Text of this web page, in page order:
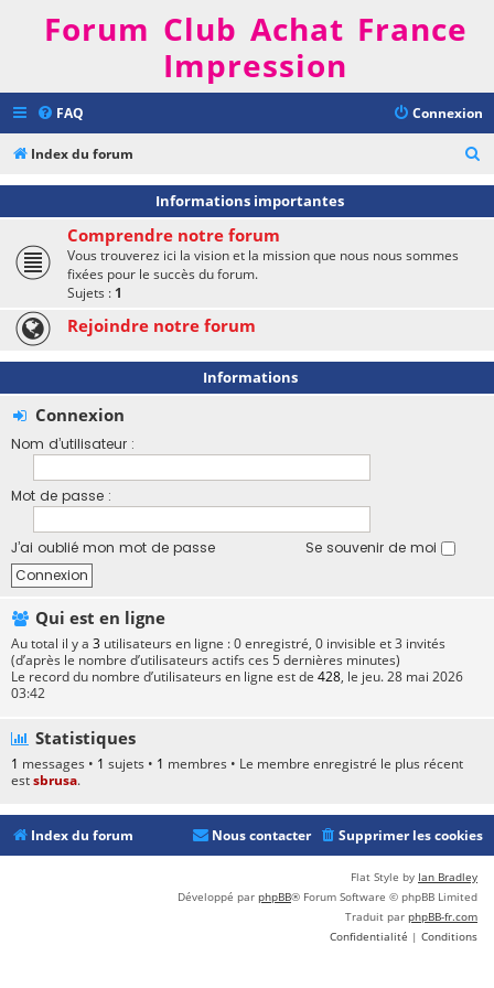
Forum Club Achat France
Impression
FAQ Connexion
Index du forum
e
Informations importantes
Comprendre notre forum
Vous trouverez ici la vision et la mission que nous nous sommes
fixées pour le succès du forum.
Sujets : 1
Rejoindre notre forum
Informations
Connexion
Nom d’utilisateur :
Mot de passe :
J’ai oublié mon mot de passe Se souvenir de moi
Qui est en ligne
Au total il y a 3 utilisateurs en ligne : 0 enregistré, 0 invisible et 3 invités
(d’après le nombre d’utilisateurs actifs ces 5 dernières minutes)
Le record du nombre d’utilisateurs en ligne est de 428, le jeu. 28 mai 2026
03:42
Statistiques
1 messages • 1 sujets • 1 membres • Le membre enregistré le plus récent
estsbrusa.
Index du forum Supprimer les cookies
Nous contacter
Flat Style by Ian Bradley
Développé par phpBB® Forum Software © phpBB Limited
Traduit par phpBB-fr.com
Confidentialité | Conditions